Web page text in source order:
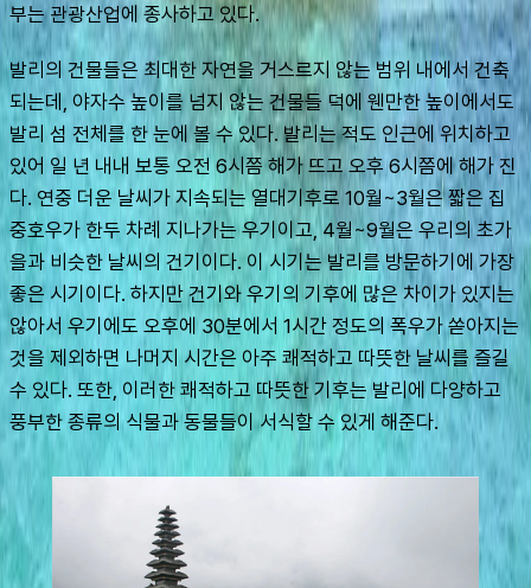
부는 관광산업에 종사하고 있다.
발리의 건물들은 최대한 자연을 거스르지 않는 범위 내에서 건축
되는데, 야자수 높이를 넘지 않는 건물들 덕에 웬만한 높이에서도
발리 섬 전체를 한 눈에 볼 수 있다. 발리는 적도 인근에 위치하고
있어 일 년 내내 보통 오전 6시쯤 해가 뜨고 오후 6시쯤에 해가 진
다. 연중 더운 날씨가 지속되는 열대기후로 10월~3월은 짧은 집
중호우가 한두 차례 지나가는 우기이고, 4월~9월은 우리의 초가
을과 비슷한 날씨의 건기이다. 이 시기는 발리를 방문하기에 가장
좋은 시기이다. 하지만 건기와 우기의 기후에 많은 차이가 있지는
않아서 우기에도 오후에 30분에서 1시간 정도의 폭우가 쏟아지는
것을 제외하면 나머지 시간은 아주 쾌적하고 따뜻한 날씨를 즐길
수 있다. 또한, 이러한 쾌적하고 따뜻한 기후는 발리에 다양하고
풍부한 종류의 식물과 동물들이 서식할 수 있게 해준다.